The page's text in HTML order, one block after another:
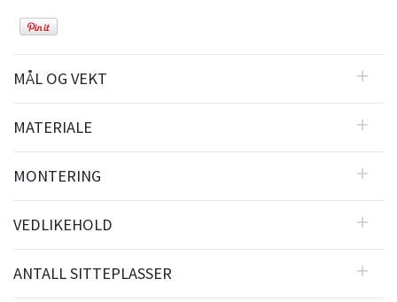
MÅL OG VEKT
MATERIALE
MONTERING
VEDLIKEHOLD
ANTALL SITTEPLASSER